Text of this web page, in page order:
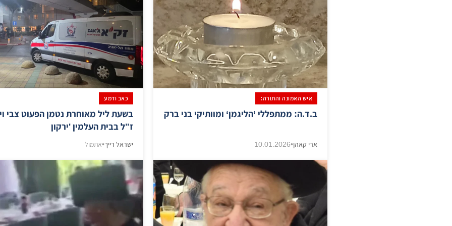
איש האמונה והתורה:
ב.ד.ה: ממתפללי ‘הליגמן‘ ומוותיקי בני ברק
ארי קאהן•
10.01.2026
כאב ודמע
בשעת ליל מאוחרת נטמן הפעוט צבי
ז"ל בבית העלמין 'ירקון
ישראל רייך•אתמול